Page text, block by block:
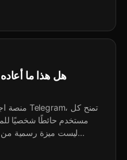
مستخدم حائطًا شخصيًا